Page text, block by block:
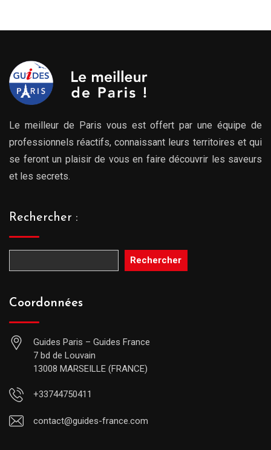
Le meilleur de Paris vous est offert par une équipe de
professionnels réactifs, connaissant leurs territoires et qui
se feront un plaisir de vous en faire découvrir les saveurs
et les secrets.
Rechercher :
Rechercher
Coordonnées
Guides Paris – Guides France
7 bd de Louvain
13008 MARSEILLE (FRANCE)
+33744750411
contact@guides-france.com